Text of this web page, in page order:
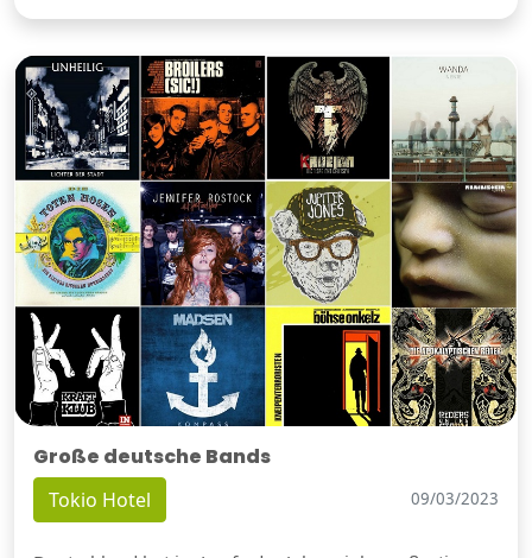
Große deutsche Bands
Tokio Hotel 09/03/2023